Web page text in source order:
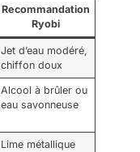
Recommandation
Ryobi
Jet d’eau modéré,
chiffon doux
Alcool à brûler ou
eau savonneuse
Lime métallique